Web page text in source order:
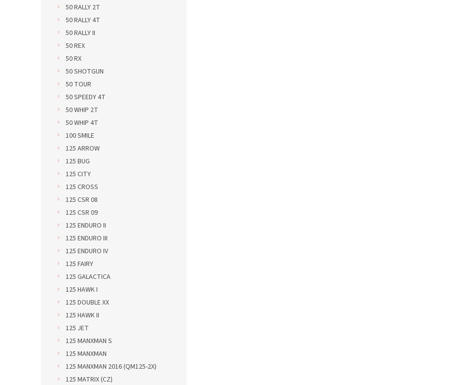
50 RALLY 2T
50 RALLY 4T
50 RALLY II
50 REX
50 RX
50 SHOTGUN
50 TOUR
50 SPEEDY 4T
50 WHIP 2T
50 WHIP 4T
100 SMILE
125 ARROW
125 BUG
125 CITY
125 CROSS
125 CSR 08
125 CSR 09
125 ENDURO II
125 ENDURO III
125 ENDURO IV
125 FAIRY
125 GALACTICA
125 HAWK I
125 DOUBLE XX
125 HAWK II
125 JET
125 MANXMAN S
125 MANXMAN
125 MANXMAN 2016 (QM125-2X)
125 MATRIX (CZ)